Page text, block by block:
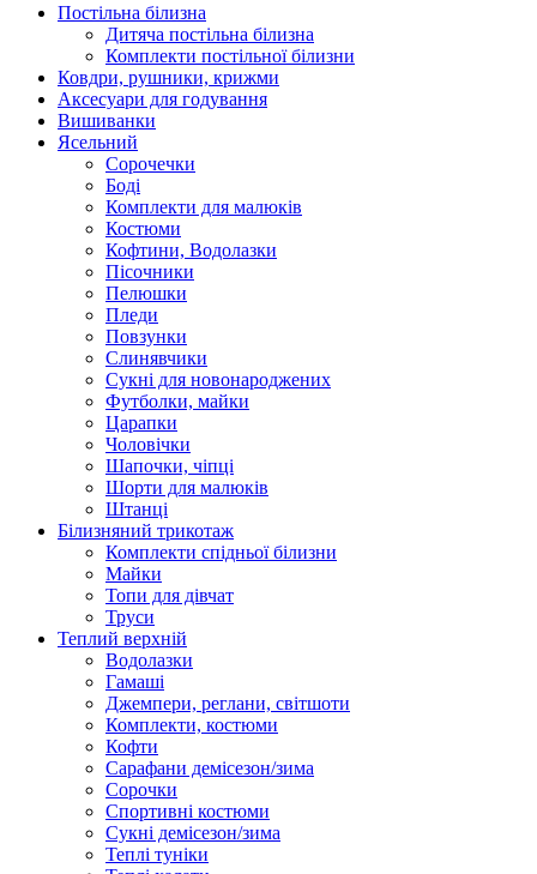
Постільна білизна
Дитяча постільна білизна
Комплекти постільної білизни
Ковдри, рушники, крижми
Аксесуари для годування
Вишиванки
Ясельний
Cорочечки
Боді
Комплекти для малюків
Костюми
Кофтини, Водолазки
Пісочники
Пелюшки
Пледи
Повзунки
Слинявчики
Сукні для новонароджених
Футболки, майки
Царапки
Чоловічки
Шапочки, чіпці
Шорти для малюків
Штанці
Білизняний трикотаж
Комплекти спідньої білизни
Майки
Топи для дівчат
Труси
Теплий верхній
Водолазки
Гамаші
Джемпери, реглани, світшоти
Комплекти, костюми
Кофти
Сарафани демісезон/зима
Сорочки
Спортивні костюми
Сукні демісезон/зима
Теплі туніки